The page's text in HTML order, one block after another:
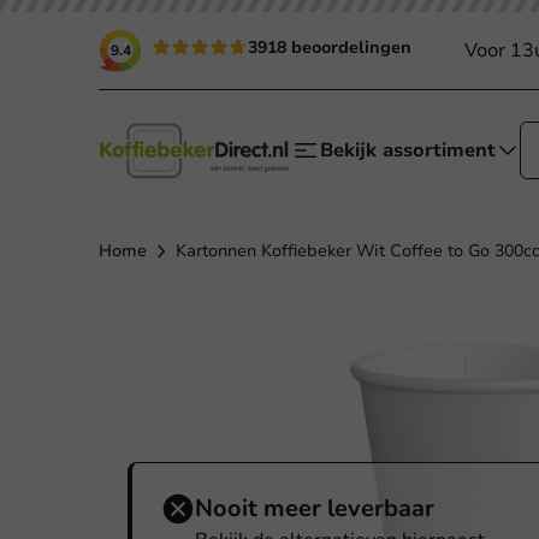
9.4 3918 beoordelingen Voor
Bekijk assortiment
Home Kartonnen Koffiebeker Wit Coffee to Go
Nooit meer leverbaar